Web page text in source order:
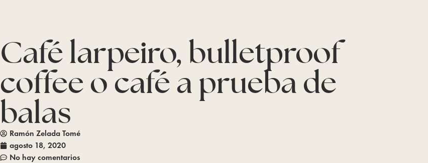
Café larpeiro, bulletproof
coffee o café a prueba de
balas
Ramón Zelada Tomé
agosto 18, 2020
No hay comentarios